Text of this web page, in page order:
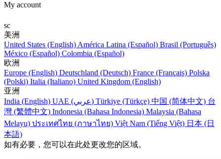
My account
sc
美洲
United States (English) América Latina (Español) Brasil (Português)
México (Español) Colombia (Español)
欧洲
Europe (English) Deutschland (Deutsch) France (Français) Polska
(Polski) Italia (Italiano) United Kingdom (English)
亚洲
India (English)
UAE (عربي) Türkiye (Türkçe) 中国 (简体中文) 台
灣 (繁體中文) Indonesia (Bahasa Indonesia) Malaysia (Bahasa
Melayu) ประเทศไทย (ภาษาไทย) Việt Nam (Tiếng Việt) 日本 (日
本語)
如有必要，您可以在此处更改您的区域。